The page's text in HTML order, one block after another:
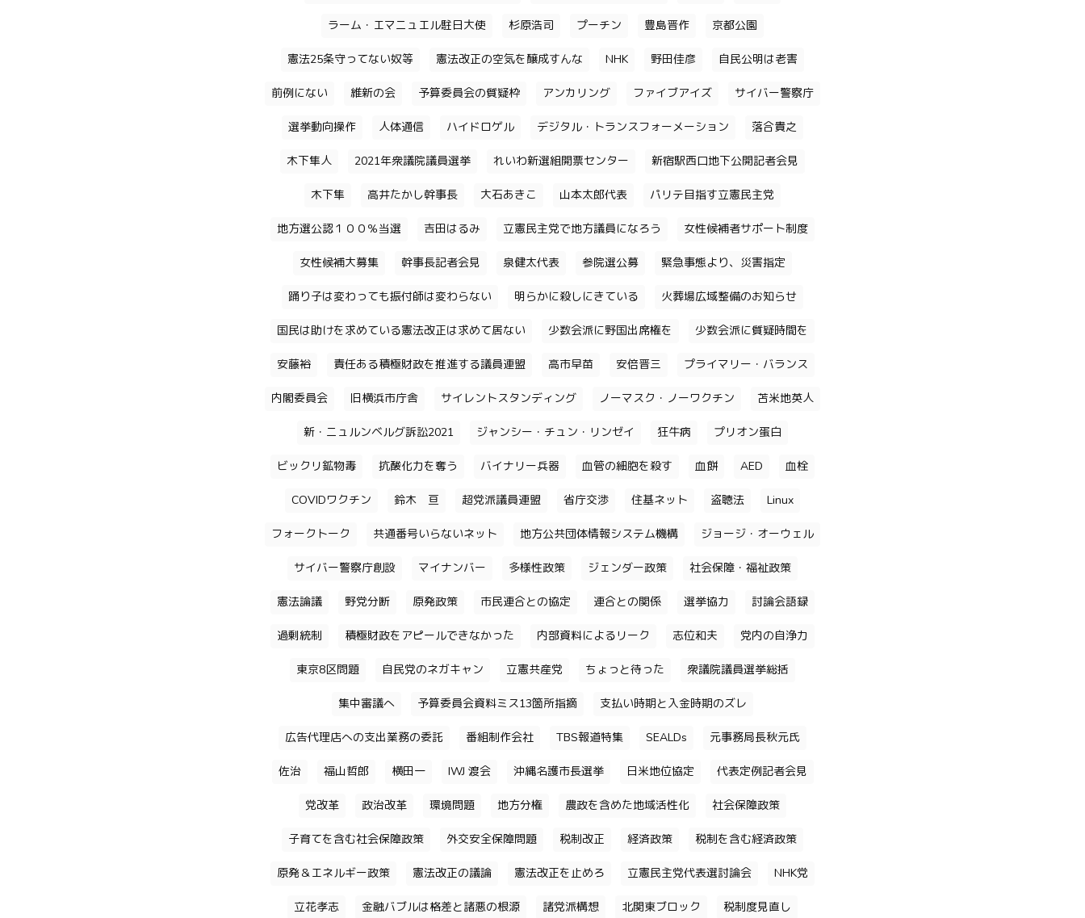
ラーム・エマニュエル駐日大使 杉原浩司 プーチン 豊島晋作 京都公園
憲法25条守ってない奴等 憲法改正の空気を醸成すんな NHK 野田佳彦 自民公明は老害
前例にない 維新の会 予算委員会の質疑枠 アンカリング ファイブアイズ サイバー警察庁
選挙動向操作 人体通信 ハイドロゲル デジタル・トランスフォーメーション 落合貴之
木下隼人 2021年衆議院議員選挙 れいわ新選組開票センター 新宿駅西口地下公開記者会見
木下隼 高井たかし幹事長 大石あきこ 山本太郎代表 パリテ目指す立憲民主党
地方選公認１００％当選 吉田はるみ 立憲民主党で地方議員になろう 女性候補者サポート制度
女性候補大募集 幹事長記者会見 泉健太代表 参院選公募 緊急事態より、災害指定
踊り子は変わっても振付師は変わらない 明らかに殺しにきている 火葬場広域整備のお知らせ
国民は助けを求めている憲法改正は求めて居ない 少数会派に野国出席権を 少数会派に質疑時間を
安藤裕 責任ある積極財政を推進する議員連盟 高市早苗 安倍晋三 プライマリー・バランス
内閣委員会 旧横浜市庁舎 サイレントスタンディング ノーマスク・ノーワクチン 苫米地英人
新・ニュルンベルグ訴訟2021 ジャンシー・チュン・リンゼイ 狂牛病 プリオン蛋白
ビックリ鉱物毒 抗酸化力を奪う バイナリー兵器 血管の細胞を殺す 血餅 AED 血栓
COVIDワクチン 鈴木 亘 超党派議員連盟 省庁交渉 住基ネット 盗聴法 Linux
フォークトーク 共通番号いらないネット 地方公共団体情報システム機構 ジョージ・オーウェル
サイバー警察庁創設 マイナンバー 多様性政策 ジェンダー政策 社会保障・福祉政策
憲法論議 野党分断 原発政策 市民連合との協定 連合との関係 選挙協力 討論会語録
過剰統制 積極財政をアピールできなかった 内部資料によるリーク 志位和夫 党内の自浄力
東京8区問題 自民党のネガキャン 立憲共産党 ちょっと待った 衆議院議員選挙総括
集中審議へ 予算委員会資料ミス13箇所指摘 支払い時期と入金時期のズレ
広告代理店への支出業務の委託 番組制作会社 TBS報道特集 SEALDs 元事務局長秋元氏
佐治 福山哲郎 横田一 IWJ 渡会 沖縄名護市長選挙 日米地位協定 代表定例記者会見
党改革 政治改革 環境問題 地方分権 農政を含めた地域活性化 社会保障政策
子育てを含む社会保障政策 外交安全保障問題 税制改正 経済政策 税制を含む経済政策
原発＆エネルギー政策 憲法改正の議論 憲法改正を止めろ 立憲民主党代表選討論会 NHK党
立花孝志 金融バブルは格差と諸悪の根源 諸党派構想 北関東ブロック 税制度見直し